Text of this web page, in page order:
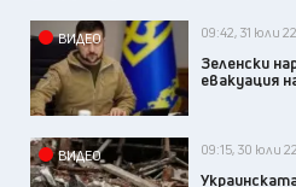
ВИДЕО 09:42, 31 юли 22
Зеленски
евакуация
ВИДЕО 09:15, 30 юли 22